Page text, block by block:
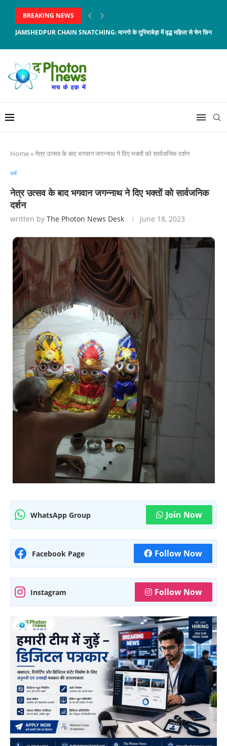
BREAKING NEWS
JAMSHEDPUR CHAIN SNATCHING: मानगो के तुरियाबेड़ा में वृद्ध महिला से चेन छिनताई,
Home»नेत्र उत्सव के बाद भगवान जगन्नाथ ने दिए भक्तों को सार्वजनिक दर्शन
धर्म
नेत्र उत्सव के बाद भगवान जगन्नाथ ने दिए भक्तों को सार्वजनिक
दर्शन
written by The Photon News Desk June 18, 2023
WhatsApp Group Join Now
Facebook Page Follow Now
Instagram Follow Now